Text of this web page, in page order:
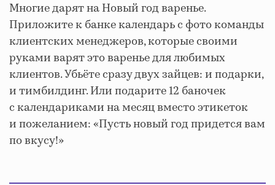
Многие дарят на Новый год варенье.
Приложите к банке календарь с фото команды
клиентских менеджеров, которые своими
руками варят это варенье для любимых
клиентов. Убьёте сразу двух зайцев: и подарки,
и тимбилдинг. Или подарите 12 баночек
с календариками на месяц вместо этикеток
и пожеланием: «Пусть новый год придется вам
по вкусу!»